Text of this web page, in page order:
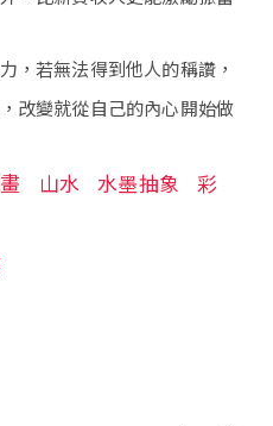
，若無法得到他人的稱讚，
改變就從自己的內心開始做
山水 水墨抽象
彩